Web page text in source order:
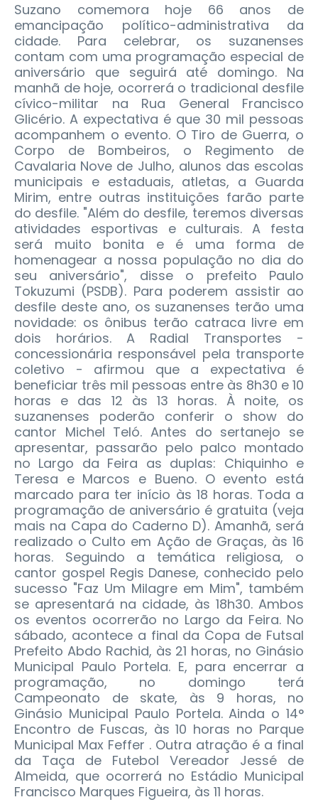
Suzano comemora hoje 66 anos de
emancipação político-administrativa da
cidade. Para celebrar, os suzanenses
contam com uma programação especial de
aniversário que seguirá até domingo. Na
manhã de hoje, ocorrerá o tradicional desfile
cívico-militar na Rua General Francisco
Glicério. A expectativa é que 30 mil pessoas
acompanhem o evento. O Tiro de Guerra, o
Corpo de Bombeiros, o Regimento de
Cavalaria Nove de Julho, alunos das escolas
municipais e estaduais, atletas, a Guarda
Mirim, entre outras instituições farão parte
do desfile. "Além do desfile, teremos diversas
atividades esportivas e culturais. A festa
será muito bonita e é uma forma de
homenagear a nossa população no dia do
seu aniversário", disse o prefeito Paulo
Tokuzumi (PSDB). Para poderem assistir ao
desfile deste ano, os suzanenses terão uma
novidade: os ônibus terão catraca livre em
dois horários. A Radial Transportes -
concessionária responsável pela transporte
coletivo - afirmou que a expectativa é
beneficiar três mil pessoas entre às 8h30 e 10
horas e das 12 às 13 horas. À noite, os
suzanenses poderão conferir o show do
cantor Michel Teló. Antes do sertanejo se
apresentar, passarão pelo palco montado
no Largo da Feira as duplas: Chiquinho e
Teresa e Marcos e Bueno. O evento está
marcado para ter início às 18 horas. Toda a
programação de aniversário é gratuita (veja
mais na Capa do Caderno D). Amanhã, será
realizado o Culto em Ação de Graças, às 16
horas. Seguindo a temática religiosa, o
cantor gospel Regis Danese, conhecido pelo
sucesso "Faz Um Milagre em Mim", também
se apresentará na cidade, às 18h30. Ambos
os eventos ocorrerão no Largo da Feira. No
sábado, acontece a final da Copa de Futsal
Prefeito Abdo Rachid, às 21 horas, no Ginásio
Municipal Paulo Portela. E, para encerrar a
programação, no domingo terá
Campeonato de skate, às 9 horas, no
Ginásio Municipal Paulo Portela. Ainda o 14°
Encontro de Fuscas, às 10 horas no Parque
Municipal Max Feffer . Outra atração é a final
da Taça de Futebol Vereador Jessé de
Almeida, que ocorrerá no Estádio Municipal
Francisco Marques Figueira, às 11 horas.